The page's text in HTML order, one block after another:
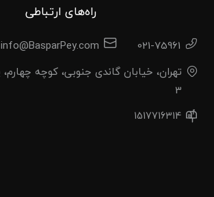
راه‌های ارتباطی
021-75961
info@BasparPey.com
3
1517716314